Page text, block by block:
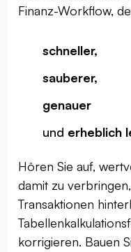
Finanz-Workflow,
schneller,
sauberer,
genauer
und erheblich
Hören Sie auf,
damit zu
Transaktionen
korrigieren. Bauen